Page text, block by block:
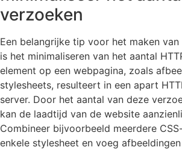
verzoeken
Een belangrijke tip voor het maken
is het minimaliseren van het aantal
element op een webpagina, zoals
stylesheets, resulteert in een apart
server. Door het aantal van deze
kan de laadtijd van de website
Combineer bijvoorbeeld meerdere
enkele stylesheet en voeg